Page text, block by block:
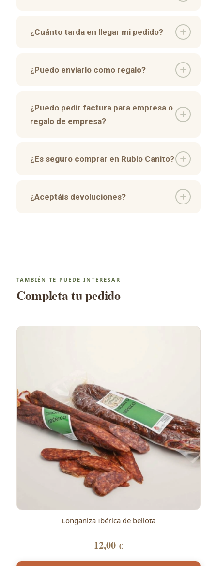
¿Cuánto tarda en llegar mi pedido?
¿Puedo enviarlo como regalo?
¿Puedo pedir factura para empresa o
regalo de empresa?
¿Es seguro comprar en Rubio Canito?
¿Aceptáis devoluciones?
TAMBIÉN TE PUEDE INTERESAR
Completa tu pedido
Longaniza Ibérica de bellota
12,00€